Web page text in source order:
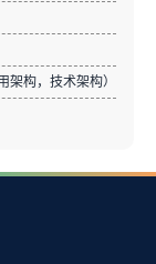
架构，技术架构）